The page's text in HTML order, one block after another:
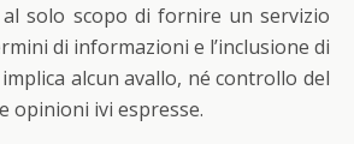
solo scopo di fornire un servizio
di informazioni e l’inclusione di
alcun avallo, né controllo del
opinioni ivi espresse.